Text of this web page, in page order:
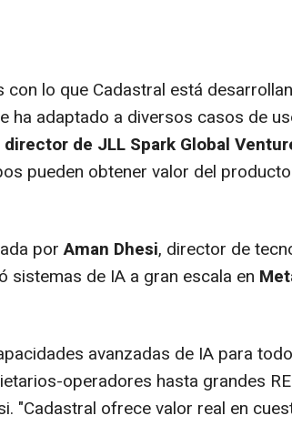
lo que Cadastral está
ha adaptado a diversos casos de
de JLL Spark Global
pueden obtener valor del
porAman Dhesi, director de
sistemas de IA a gran escala en
avanzadas de IA para
operadores hasta grandes
"Cadastral ofrece valor real en